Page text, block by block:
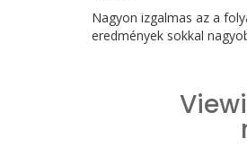
Nagyon izgalmas az a
eredmények sokkal